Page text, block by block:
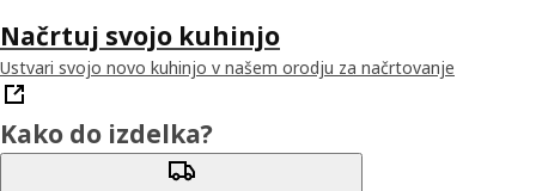
Načrtuj svojo kuhinjo
Ustvari svojo novo kuhinjo v našem orodju za načrtovanje
Kako do izdelka?